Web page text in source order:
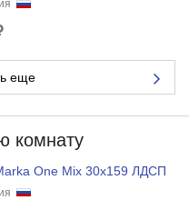
еще
комнату
One Mix 30x159 ЛДСП